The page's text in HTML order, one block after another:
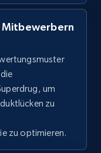
Initial
and more.
anfangen
um
zu
zu optimieren.